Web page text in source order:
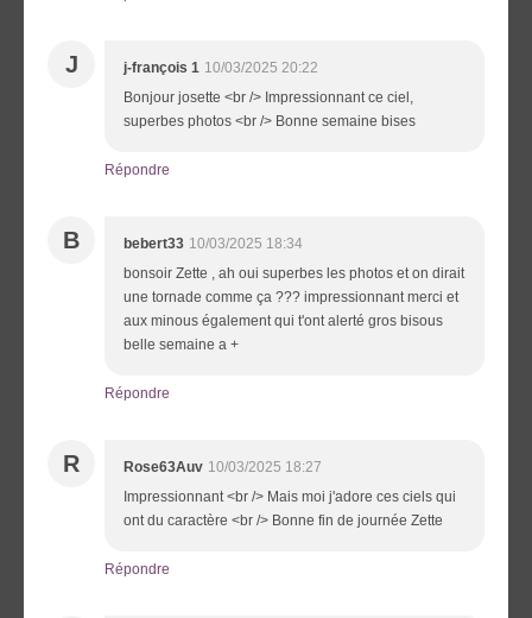
J j-françois 1 10/03/2025 20:22
Bonjour josette <br /> Impressionnant ce ciel,
superbes photos <br /> Bonne semaine bises
Répondre
B bebert33 10/03/2025 18:34
bonsoir Zette , ah oui superbes les photos et on dirait
une tornade comme ça ??? impressionnant merci et
aux minous également qui t'ont alerté gros bisous
belle semaine a +
Répondre
R Rose63Auv 10/03/2025 18:27
Impressionnant <br /> Mais moi j'adore ces ciels qui
ont du caractère <br /> Bonne fin de journée Zette
Répondre